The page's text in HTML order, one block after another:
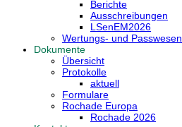
Berichte
Ausschreibungen
LSenEM2026
Wertungs- und Passwesen
Dokumente
Übersicht
Protokolle
aktuell
Formulare
Rochade Europa
Rochade 2026